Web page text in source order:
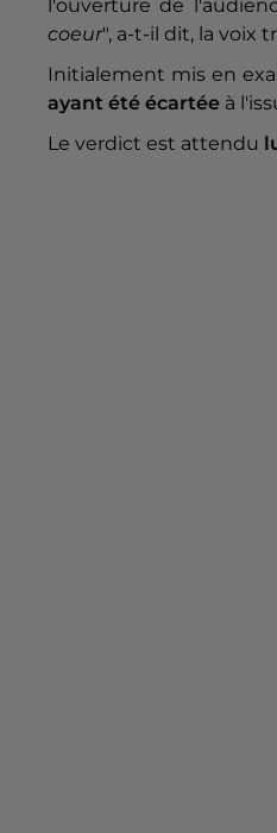
l'ouverture de
coeur", a-t-il dit, la voix
Initialement mis en
ayant été écartée à
Le verdict est attendu